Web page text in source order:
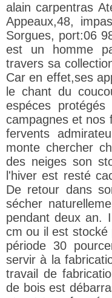
alain carpentras
Appeaux,48,
Sorgues, port:06
est un homme
travers sa
Car en effet,ses
le chant du
espéces
campagnes et nos
fervents
monte chercher
des neiges son
l'hiver est resté
De retour dans
sécher
pendant deux an.
cm ou il est stocké
période 30
servir à la
travail de
de bois est